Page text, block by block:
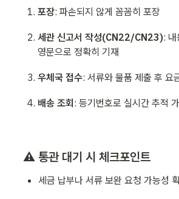
포장: 파손되지 않게 꼼꼼히 포장
세관 신고서 작성(CN22/CN23): 내
영문으로 정확히 기재
우체국 접수: 서류와 물품 제출 후 요
배송 조회 : 등기번호로 실시간 추적
⚠️ 통관 대기 시 체크포인트
세금 납부나 서류 보완 요청 가능성